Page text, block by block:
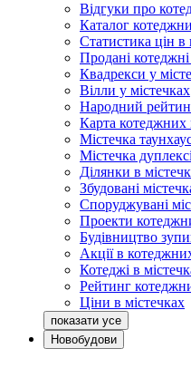
Відгуки про
Каталог
Статистика цін в
Продані котеджні
Квадрекси у
Вілли у містечках
Народний
Карта котеджних
Містечка
Містечка
Ділянки в
Збудовані
Споруджувані
Проекти
Будівництво
Акції в
Котеджі в
Рейтинг
Ціни в містечках
Новобудови